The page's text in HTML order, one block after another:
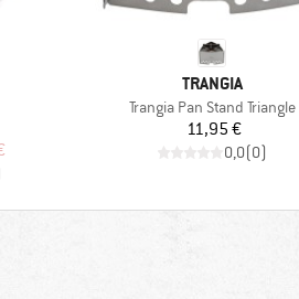
Preis
MARKE
TRANGIA
Artikel
Trangia Pan Stand Triangle
Preis
11,95 €
0,0(0)